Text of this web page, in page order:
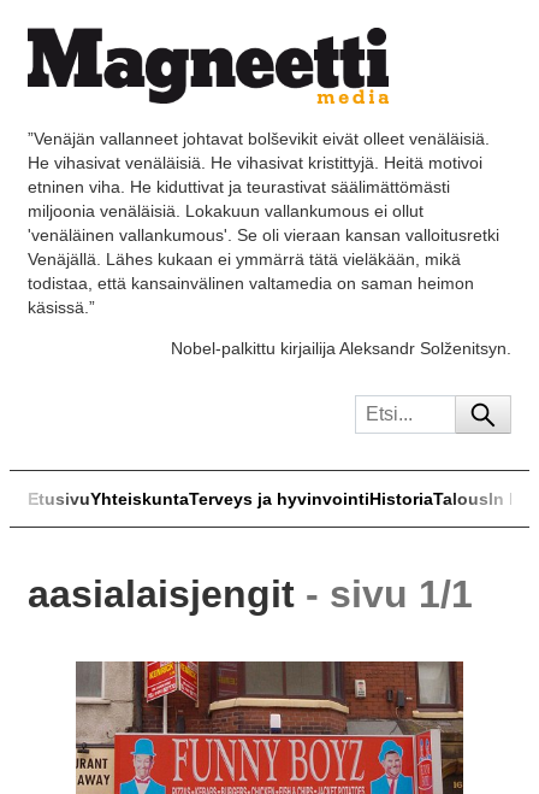
”Venäjän vallanneet johtavat bolševikit eivät olleet venäläisiä.
He vihasivat venäläisiä. He vihasivat kristittyjä. Heitä motivoi
etninen viha. He kiduttivat ja teurastivat säälimättömästi
miljoonia venäläisiä. Lokakuun vallankumous ei ollut
'venäläinen vallankumous'. Se oli vieraan kansan valloitusretki
Venäjällä. Lähes kukaan ei ymmärrä tätä vieläkään, mikä
todistaa, että kansainvälinen valtamedia on saman heimon
käsissä.”
Nobel-palkittu kirjailija Aleksandr Solženitsyn.
EtusivuYhteiskuntaTerveys ja hyvinvointiHistoriaTalousIn
aasialaisjengit - sivu 1/1